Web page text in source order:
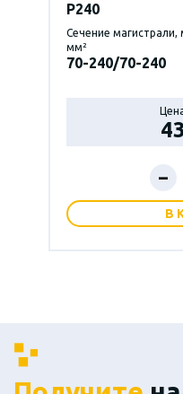
P240
Сечение магистрали,
мм²
70-240/70-240
–
В